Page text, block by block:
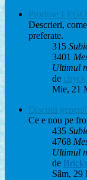
Produse
Descrieri,
preferate.
315
3401
Ultimul
de chyck
Mie, 21
Discutii
Ce e nou pe
435
4768
Ultimul
de
Sâm, 29